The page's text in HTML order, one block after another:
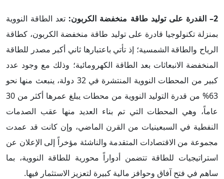
2– القدرة على توليد طاقة منخفضة الكربون:
تعد الطاقة النووية
بمنزلة تكنولوجيا قادرة على توليد طاقة منخفضة الكربون، كطاقة
الرياح والطاقة الشمسية؛ إذ تأتي باعتبارها ثاني أكبر مصدر للطاقة
المنخفضة الانبعاثات بعد الطاقة الكهرومائية؛ وذلك مع وجود عدد
كبير من المحطات النووية المنتشرة في 32 دولة، ينبعث منها نحو
63% من قدرة التوليد النووية من محطات يبلغ عمرها أكثر من 30
عاماً، وهي المحطات التي تم بناء العديد منها عقب الصدمات
النفطية في السبعينيات من القرن الماضي، وإن كانت قد عمدت
مجموعة من الاقتصادات المتقدمة والناشئة مؤخراً إلى الإعلان عن
استراتيجيات للطاقة تتضمن أدواراً محورية للطاقة النووية، بما
ساهم في فتح آفاق وحوافز مالية كبيرة لتعزيز الاستثمار فيها.